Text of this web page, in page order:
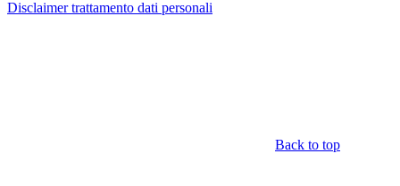
Disclaimer trattamento dati personali
Back to top